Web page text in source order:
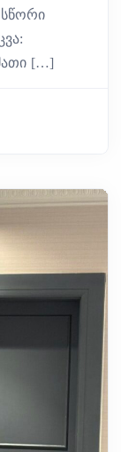
[…]